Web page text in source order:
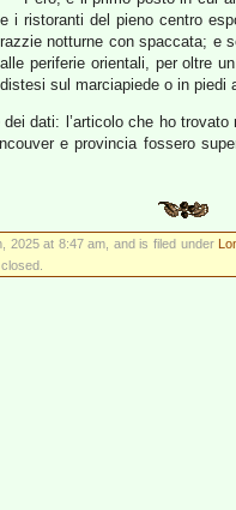
e i ristoranti del pieno centro
razzie notturne con spaccata; e
alle periferie orientali, per oltre
distesi sul marciapiede o in piedi
dati: l’articolo che ho
e provincia fossero
2025 at 8:47 am, and is filed under